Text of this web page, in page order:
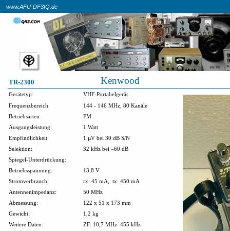
TR-2300 Kenwood
www.AFU-DF3IQ.de
Gerätetyp:
VHF-Portabelgerät
Frequenzbereich:
144 - 146 MHz, 80 Kanäle
Betriebsarten:
FM
Ausgangsleistung:
1 Watt
Empfindlichkeit:
1 µV bei 30 dB S/N
Selektion:
32 kHz bei –60 dB
Spiegel-Unterdrückung:
Betriebsspannung:
13,8 V
Stromverbrauch:
rx: 45 mA,
tx: 450 mA
Antennenimpedanz:
50 MHz
Abmessung:
122 x 51 x 173 mm
Gewicht:
1,2 kg
Weitere Daten:
ZF: 10,7 MHz 455 kHz